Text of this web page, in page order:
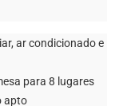
ar condicionado e
para 8 lugares
apto